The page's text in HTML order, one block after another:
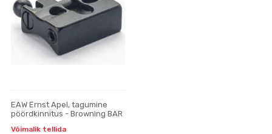
EAW Ernst Apel, tagumine
pöördkinnitus - Browning BAR
Võimalik tellida